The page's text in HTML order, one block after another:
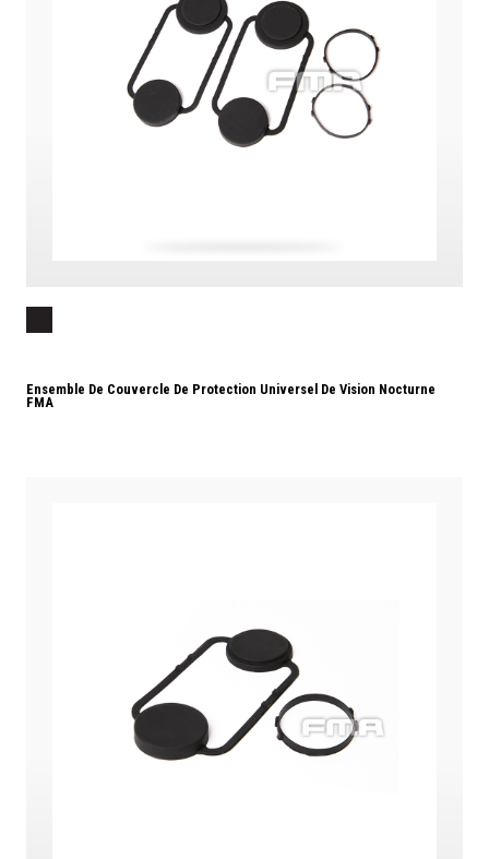
Ensemble De Couvercle De Protection Universel De Vision Nocturne
FMA